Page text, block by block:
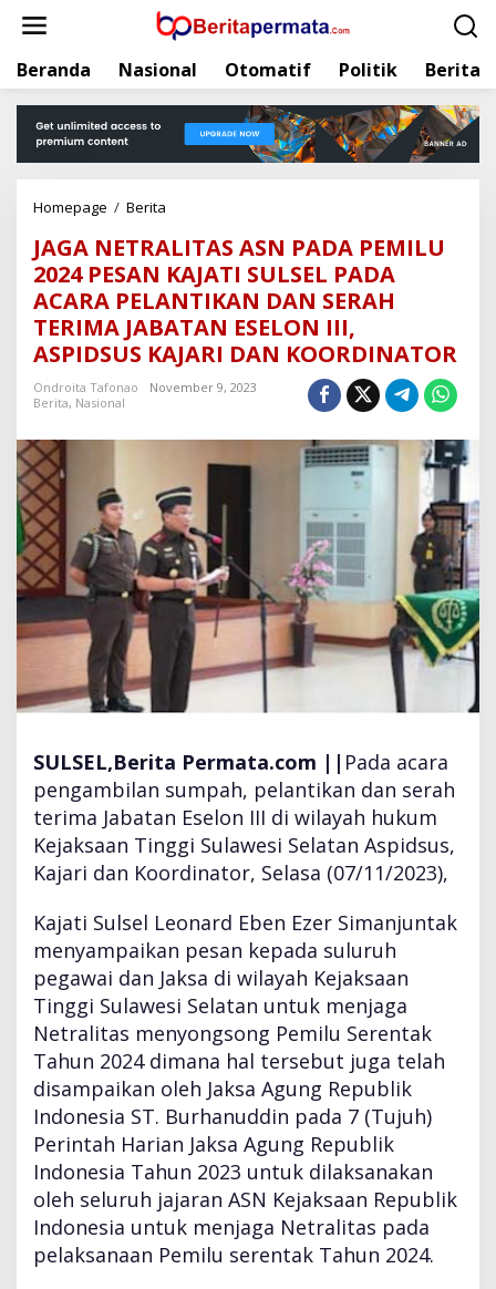
Beranda Nasional Otomatif Politik Berita
Homepage / Berita
G
A
N
E
T
R
A
S
A
S
N
P
A
P
M
L
U
0
2
4
E
A
N
K
A
A
T
I
S
L
S
E
L
JAGA NETRALITAS ASN PADA PEMILU
2024 PESAN KAJATI SULSEL PADA
ACARA PELANTIKAN DAN SERAH
TERIMA JABATAN ESELON III,
ASPIDSUS KAJARI DAN KOORDINATOR
Ondroita Tafonao
November 9, 2023
Berita, Nasional
SULSEL,Berita Permata.com || Pada acara
pengambilan sumpah, pelantikan dan serah
terima Jabatan Eselon III di wilayah hukum
Kejaksaan Tinggi Sulawesi Selatan Aspidsus,
Kajari dan Koordinator, Selasa (07/11/2023),
Kajati Sulsel Leonard Eben Ezer Simanjuntak
menyampaikan pesan kepada suluruh
pegawai dan Jaksa di wilayah Kejaksaan
Tinggi Sulawesi Selatan untuk menjaga
Netralitas menyongsong Pemilu Serentak
Tahun 2024 dimana hal tersebut juga telah
disampaikan oleh Jaksa Agung Republik
Indonesia ST. Burhanuddin pada 7 (Tujuh)
Perintah Harian Jaksa Agung Republik
Indonesia Tahun 2023 untuk dilaksanakan
oleh seluruh jajaran ASN Kejaksaan Republik
Indonesia untuk menjaga Netralitas pada
pelaksanaan Pemilu serentak Tahun 2024.